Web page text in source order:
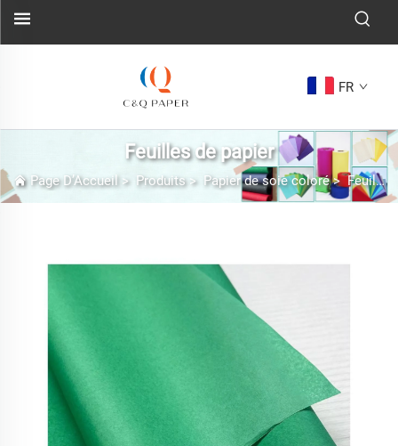
FR
Feuilles de papier
Page D’Accueil> Produits> Papier de soie coloré>Feuilles de papier